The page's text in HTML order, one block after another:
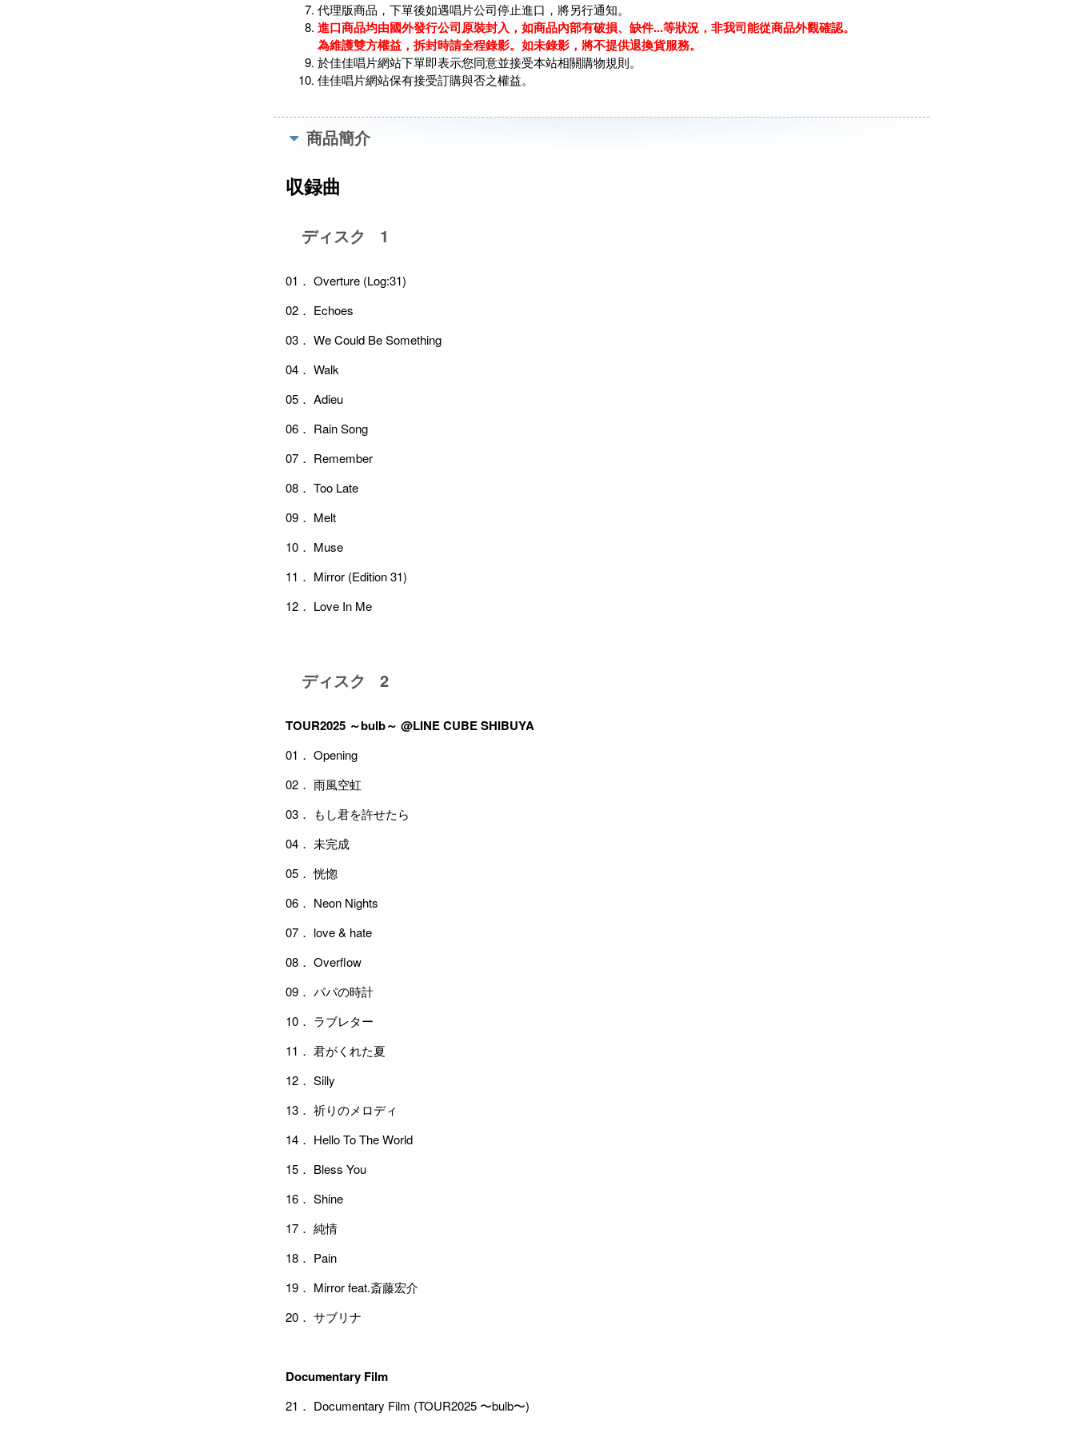
代理版商品，下單後如遇唱片公司停止進口，將另行通知。
進口商品均由國外發行公司原裝封入，如商品內部有破損、缺件...等狀況，非我司能從商品外觀確認。
為維護雙方權益，拆封時請全程錄影。如未錄影，將不提供退換貨服務。
於佳佳唱片網站下單即表示您同意並接受本站相關購物規則。
佳佳唱片網站保有接受訂購與否之權益。
商品簡介
収録曲
ディスク 1
01． Overture (Log:31)
02． Echoes
03． We Could Be Something
04． Walk
05． Adieu
06． Rain Song
07． Remember
08． Too Late
09． Melt
10． Muse
11． Mirror (Edition 31)
12． Love In Me
ディスク 2
TOUR2025 ～bulb～ @LINE CUBE SHIBUYA
01． Opening
02． 雨風空虹
03． もし君を許せたら
04． 未完成
05． 恍惚
06． Neon Nights
07． love & hate
08． Overflow
09． パパの時計
10． ラブレター
11． 君がくれた夏
12． Silly
13． 祈りのメロディ
14． Hello To The World
15． Bless You
16． Shine
17． 純情
18． Pain
19． Mirror feat.斎藤宏介
20． サブリナ
Documentary Film
21． Documentary Film (TOUR2025 〜bulb〜)